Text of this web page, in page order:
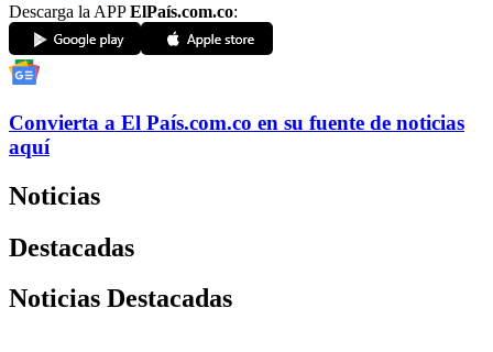
Descarga la APPElPaís.com.co:
Convierta a El País.com.co en su fuente de noticias
aquí
Noticias
Destacadas
Noticias Destacadas